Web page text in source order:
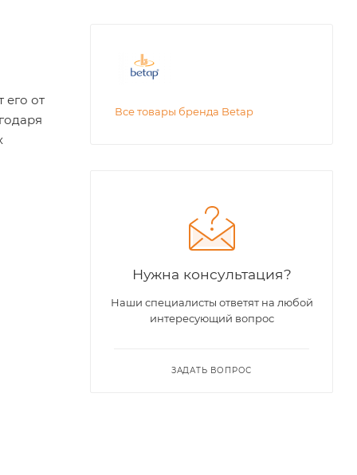
его от
Все товары бренда Betap
Нужна консультация?
Наши специалисты ответят на любой
интересующий вопрос
ЗАДАТЬ ВОПРОС